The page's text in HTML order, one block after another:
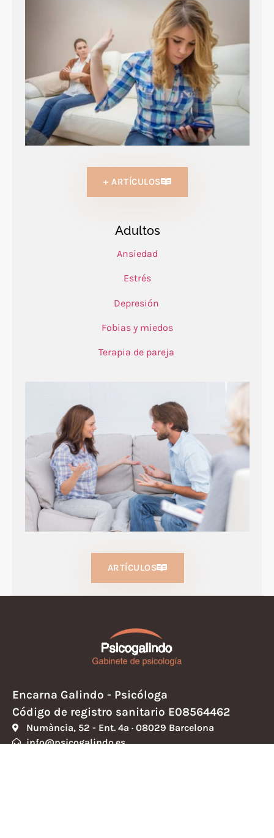
+ ARTÍCULOS
Adultos
Ansiedad
Estrés
Depresión
Fobias y miedos
Terapia de pareja
ARTÍCULOS
Encarna Galindo - Psicóloga
Código de registro sanitario E08564462
Numància, 52 - Ent. 4ª · 08029 Barcelona
info@psicogalindo.es